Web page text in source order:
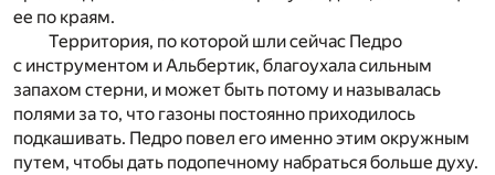
ее по краям.
Территория, по которой шли сейчас Педро
с инструментом и Альбертик, благоухала сильным
запахом стерни, и может быть потому и называлась
полями за то, что газоны постоянно приходилось
подкашивать. Педро повел его именно этим окружным
путем, чтобы дать подопечному набраться больше духу.